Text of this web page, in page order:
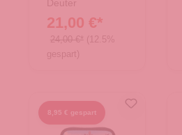
Deuter
21,00 €*
24,00 €* (12.5%
gespart)
8,95 € gespart